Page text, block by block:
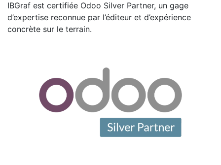
IBGraf est certifiée Odoo Silver Partner, un gage
d’expertise reconnue par l’éditeur et d’expérience
concrète sur le terrain.